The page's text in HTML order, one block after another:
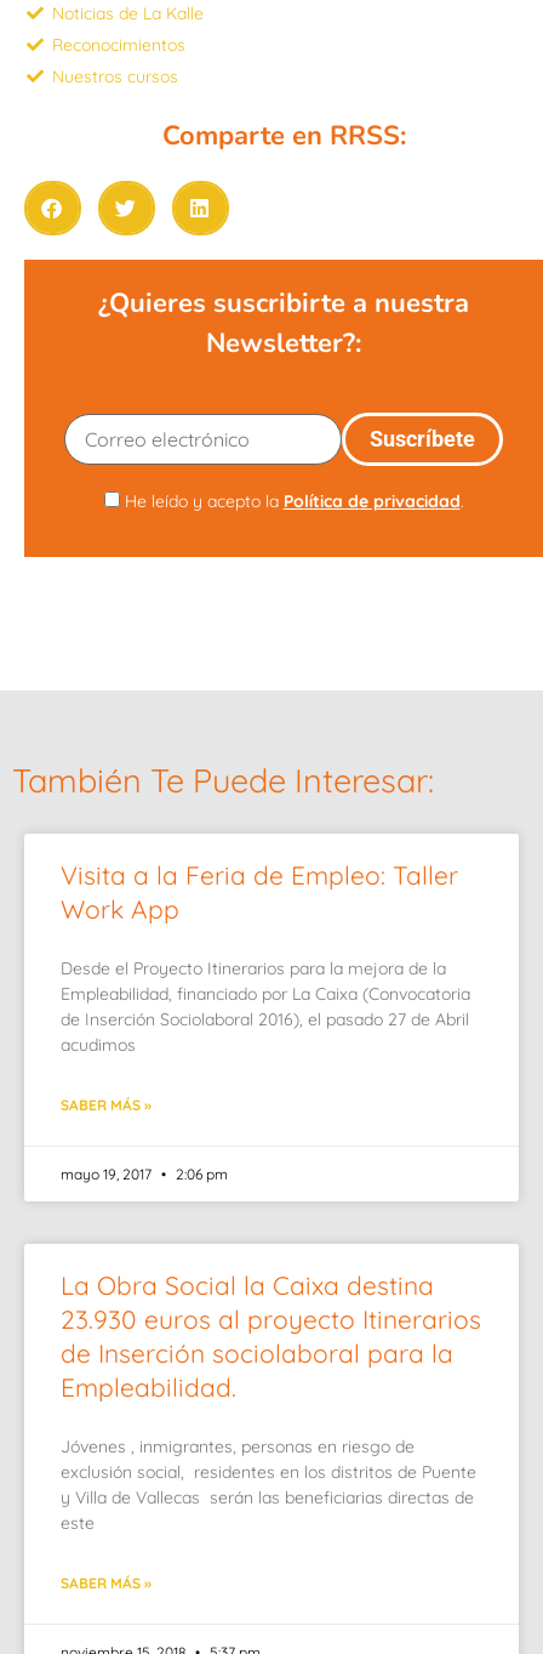
Noticias de La Kalle
Reconocimientos
Nuestros cursos
Comparte en RRSS:
¿Quieres suscribirte a nuestra
Newsletter?:
He leído y acepto la Política de privacidad.
También Te Puede Interesar:
Visita a la Feria de Empleo: Taller
Work App
Desde el Proyecto Itinerarios para la mejora de la
Empleabilidad, financiado por La Caixa (Convocatoria
de Inserción Sociolaboral 2016), el pasado 27 de Abril
acudimos
SABER MÁS »
mayo 19, 2017 2:06 pm
La Obra Social la Caixa destina
23.930 euros al proyecto Itinerarios
de Inserción sociolaboral para la
Empleabilidad.
Jóvenes , inmigrantes, personas en riesgo de
exclusión social, residentes en los distritos de Puente
y Villa de Vallecas serán las beneficiarias directas de
este
SABER MÁS »